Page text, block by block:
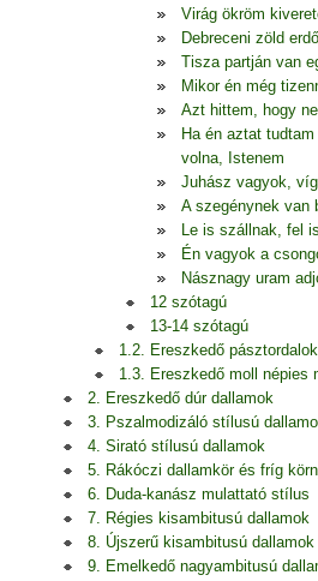
Virág ökröm
Debreceni zöld
Tisza partján van
Mikor én még
Azt hittem, hogy
Ha én aztat
volna, Istenem
Juhász vagyok,
A szegénynek van
Le is szállnak, fel
Én vagyok a
Násznagy uram
12 szótagú
13-14 szótagú
1.2. Ereszkedő pásztordalok
1.3. Ereszkedő moll népies
2. Ereszkedő dúr dallamok
3. Pszalmodizáló stílusú
4. Sirató stílusú dallamok
5. Rákóczi dallamkör és fríg
6. Duda-kanász mulattató stílus
7. Régies kisambitusú dallamok
8. Újszerű kisambitusú dallamok
9. Emelkedő nagyambitusú